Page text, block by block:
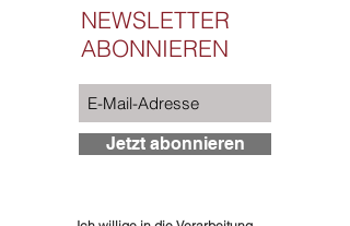
NEWSLETTER
ABONNIEREN
Jetzt abonnieren